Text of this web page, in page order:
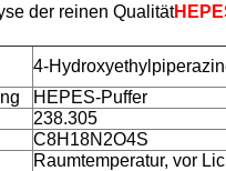
der reinen Qualität
4-
HEPES-Puffer
238.305
C8H18N2O4S
Raumtemperatur, vor